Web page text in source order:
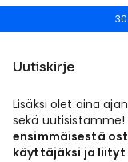
Uutiskirje
Lisäksi olet aina
sekä uutisistamme!
ensimmäisestä
käyttäjäksi ja liityt